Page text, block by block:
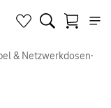
& Netzwerkdosen·